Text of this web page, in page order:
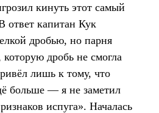
кинуть этот самый
ответ капитан Кук
дробью, но парня
дробь не смогла
лишь к тому, что
больше — я не заметил
испуга». Началась